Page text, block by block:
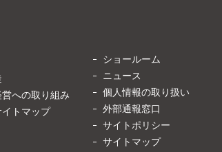
への取り組み
トマップ
ショールーム
ニュース
個人情報の取り扱い
外部通報窓口
サイトポリシー
サイトマップ